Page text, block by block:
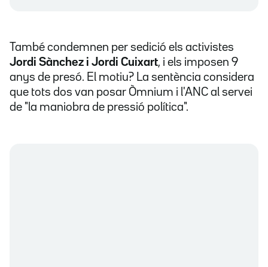
També condemnen per sedició els activistes
Jordi Sànchez i Jordi Cuixart, i els imposen 9
anys de presó. El motiu? La sentència considera
que tots dos van posar Òmnium i l'ANC al servei
de "la maniobra de pressió política".